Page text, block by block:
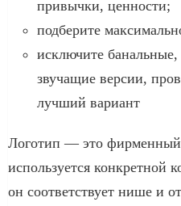
привычки, ценности;
подберите
исключите
звучащие версии,
лучший вариант
Логотип — это фирменный
используется конкретной
он соответствует нише и